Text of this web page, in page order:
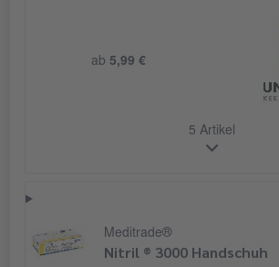
ab 5,99 €
5 Artikel
Meditrade®
Nitril ® 3000 Handschuh